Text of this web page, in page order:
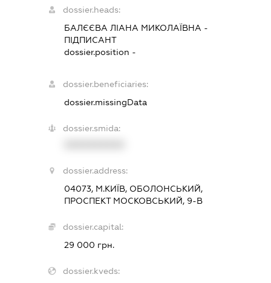
dossier.heads:
БАЛЄЄВА ЛІАНА МИКОЛАЇВНА -
ПІДПИСАНТ
dossier.position -
dossier.beneficiaries:
dossier.missingData
dossier.smida:
dossier.address:
04073, М.КИЇВ, ОБОЛОНСЬКИЙ,
ПРОСПЕКТ МОСКОВСЬКИЙ, 9-В
dossier.capital:
29 000 грн.
dossier.kveds: